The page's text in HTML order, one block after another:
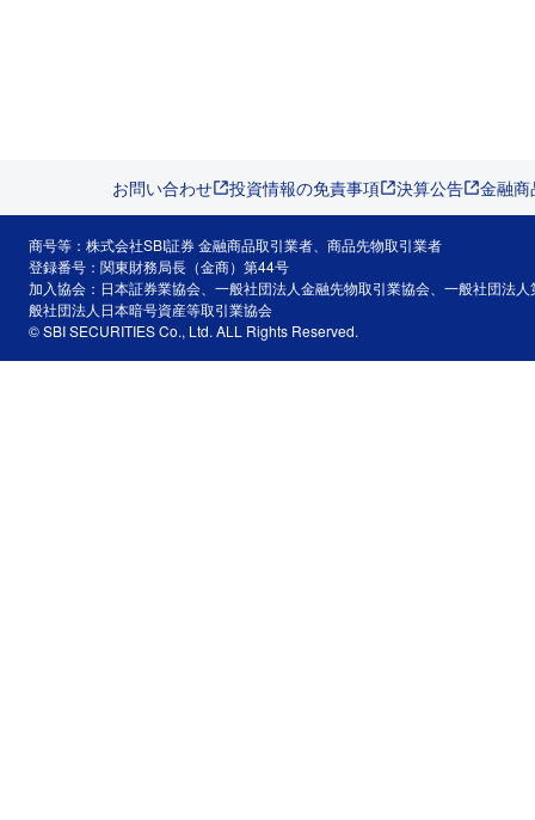
お問い合わせ 投資情報の免責事項 決算公告 金融
商号等：株式会社SBI証券 金融商品取引業者、商品先物取引業者
登録番号：関東財務局長（金商）第44号
加入協会：日本証券業協会、一般社団法人金融先物取引業協会、一般社団法
般社団法人日本暗号資産等取引業協会
© SBI SECURITIES Co., Ltd. ALL Rights Reserved.